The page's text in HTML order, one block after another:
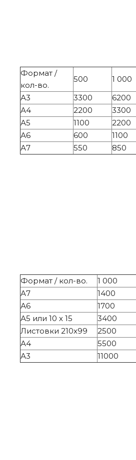
Формат /
кол-во.
500 1 000
А3
3300 6200
А4
2200 3300
А5
1100 2200
А6
600 1100
А7
550 850
Формат / кол-во. 1 000
А7
1400
А6
1700
А5 или 10 х 15
3400
Листовки 210х99
2500
А4
5500
А3
11000